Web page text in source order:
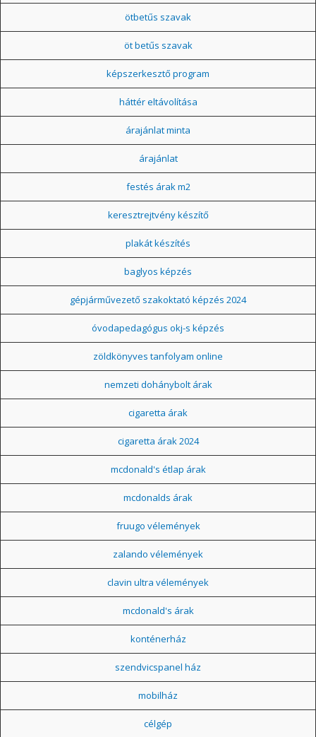
ötbetűs szavak
öt betűs szavak
képszerkesztő program
háttér eltávolítása
árajánlat minta
árajánlat
festés árak m2
keresztrejtvény készítő
plakát készítés
baglyos képzés
gépjárművezető szakoktató képzés 2024
óvodapedagógus okj-s képzés
zöldkönyves tanfolyam online
nemzeti dohánybolt árak
cigaretta árak
cigaretta árak 2024
mcdonald's étlap árak
mcdonalds árak
fruugo vélemények
zalando vélemények
clavin ultra vélemények
mcdonald's árak
konténerház
szendvicspanel ház
mobilház
célgép